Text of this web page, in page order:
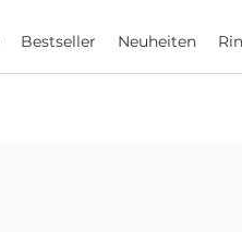
Bestseller Neuheiten